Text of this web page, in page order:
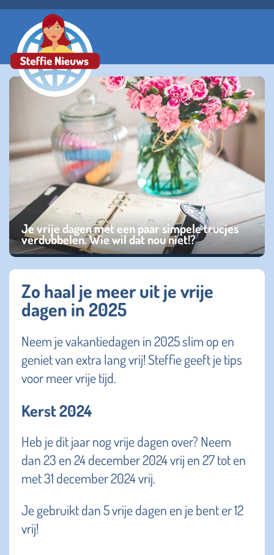
Je vrije dagen met een paar simpele trucjes
verdubbelen. Wie wil dat nou niet!?
Zo haal je meer uit je vrije
dagen in 2025
Neem je vakantiedagen in 2025 slim op en
geniet van extra lang vrij! Steffie geeft je tips
voor meer vrije tijd.
Kerst 2024
Heb je dit jaar nog vrije dagen over? Neem
dan 23 en 24 december 2024 vrij en 27 tot en
met 31 december 2024 vrij.
Je gebruikt dan 5 vrije dagen en je bent er 12
vrij!